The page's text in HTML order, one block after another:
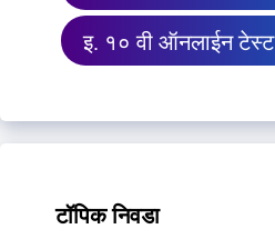
इ. १० वी ऑनलाईन टेस्ट
टॉपिक निवडा